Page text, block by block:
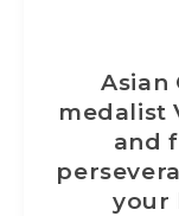
Asian
medalist
and
your